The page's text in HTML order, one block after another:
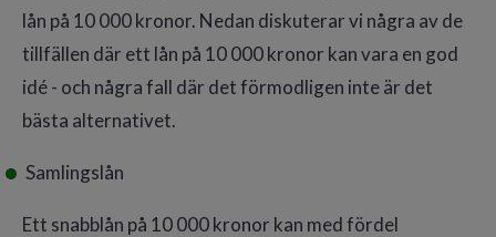
lån på 10 000 kronor. Nedan diskuterar vi några av de
tillfällen där ett lån på 10 000 kronor kan vara en god
idé - och några fall där det förmodligen inte är det
bästa alternativet.
Samlingslån
Ett snabblån på 10 000 kronor kan med fördel